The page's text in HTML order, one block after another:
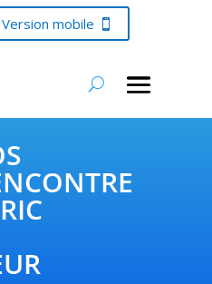
Version mobile